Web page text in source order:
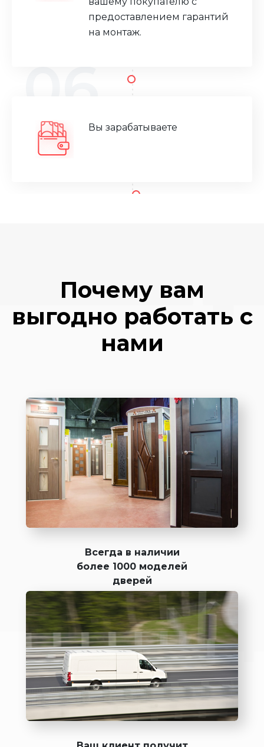
предоставлением гарантий
на монтаж.
Вы зарабатываете
Почему вам
выгодно работать с
нами
Всегда в наличии
более 1000 моделей
дверей